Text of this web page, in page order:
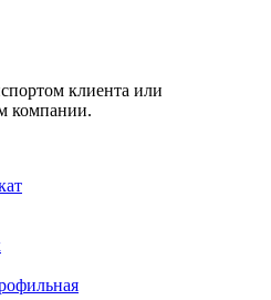
клиента или
компании.